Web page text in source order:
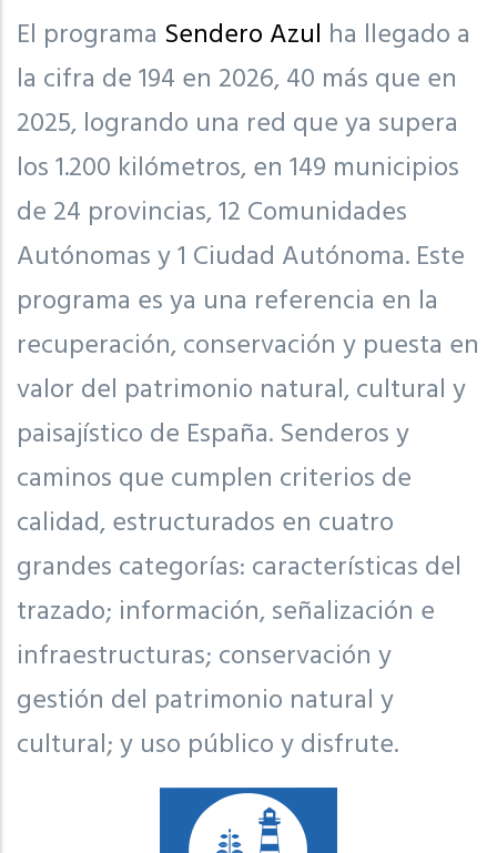
El programa Sendero Azul ha llegado a
la cifra de 194 en 2026, 40 más que en
2025, logrando una red que ya supera
los 1.200 kilómetros, en 149 municipios
de 24 provincias, 12 Comunidades
Autónomas y 1 Ciudad Autónoma. Este
programa es ya una referencia en la
recuperación, conservación y puesta en
valor del patrimonio natural, cultural y
paisajístico de España. Senderos y
caminos que cumplen criterios de
calidad, estructurados en cuatro
grandes categorías: características del
trazado; información, señalización e
infraestructuras; conservación y
gestión del patrimonio natural y
cultural; y uso público y disfrute.